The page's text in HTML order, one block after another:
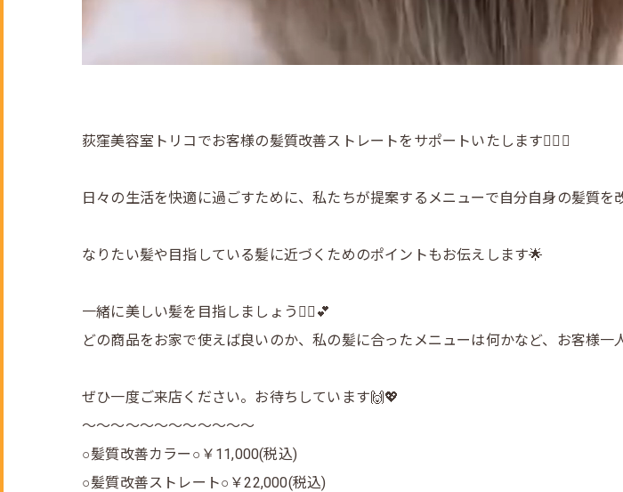
荻窪美容室トリコでお客様の髪質改善ストレートをサポートいたします💇‍♀️✨
日々の生活を快適に過ごすために、私たちが提案するメニューで自分自身の髪質を
なりたい髪や目指している髪に近づくためのポイントもお伝えします🌟
一緒に美しい髪を目指しましょう💁‍♀️💕
どの商品をお家で使えば良いのか、私の髪に合ったメニューは何かなど、お客様
ぜひ一度ご来店ください。お待ちしています🙌💖
～～～～～～～～～～～～
○髪質改善カラー○￥11,000(税込)
○髪質改善ストレート○￥22,000(税込)